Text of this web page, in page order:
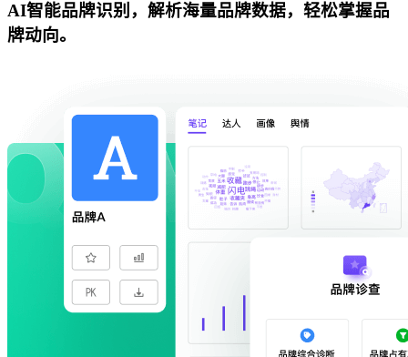
AI智能品牌识别，解析海量品牌数据，轻松掌握品
牌动向。